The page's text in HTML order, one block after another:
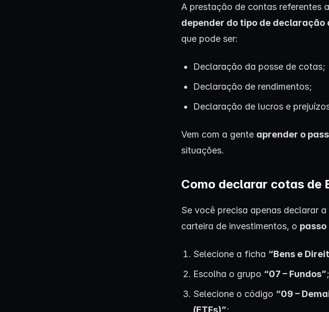
A prestação de contas referentes
depender do tipo de
que pode ser:
Declaração da posse de cotas;
Declaração de rendimentos;
Declaração de lucros e
Vem com a gente aprender o
situações.
Como declarar cotas de
Se você precisa apenas declarar
carteira de investimentos, o passo
Selecione a ficha “Bens e
Escolha o grupo “07 – Fundos”;
Selecione o código “09 –
(ETFs)”;